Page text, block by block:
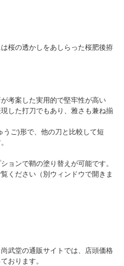
桜の透かしをあしらった桜肥後拵
考案した実用的で堅牢性が高い
した打刀でもあり、雅さも兼ね揃
ご)形で、他の刀と比較して短
ョンで鞘の塗り替えが可能です。
ください（別ウィンドウで開きま
武堂の通販サイトでは、店頭価格
おります。